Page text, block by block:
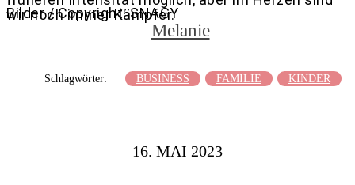
wir noch immer Kämpfer.
Bilder / Copyright: SNAGY
Melanie
Schlagwörter: BUSINESS FAMILIE KINDER
16. MAI 2023